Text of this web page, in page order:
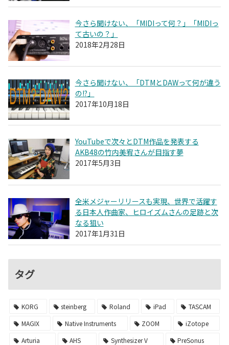
今さら聞けない、「MIDIって何？」「MIDIっ
て古いの？」
2018年2月28日
今さら聞けない、「DTMとDAWって何が違う
の!?」
2017年10月18日
YouTubeで次々とDTM作品を発表する
AKB48の竹内美宥さんが目指す夢
2017年5月3日
全米メジャーリリースも実現、世界で活躍す
る日本人作曲家、ヒロイズムさんの足跡と次
なる狙い
2017年1月31日
タグ
KORG steinberg Roland iPad
TASCAM
MAGIX
Native Instruments ZOOM
iZotope
Arturia
AHS Synthesizer V
PreSonus